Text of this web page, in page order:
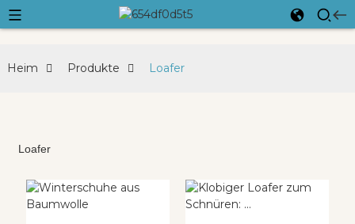
Heim Produkte Loafer
Loafer